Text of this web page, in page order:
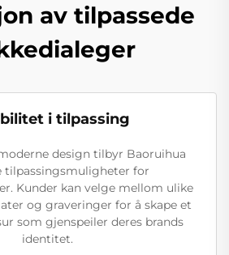
av tilpassede
i tilpassing
design tilbyr Baoruihua
tilpassingsmuligheter for
Kunder kan velge mellom ulike
og graveringer for å skape et
som gjenspeiler deres brands
identitet.